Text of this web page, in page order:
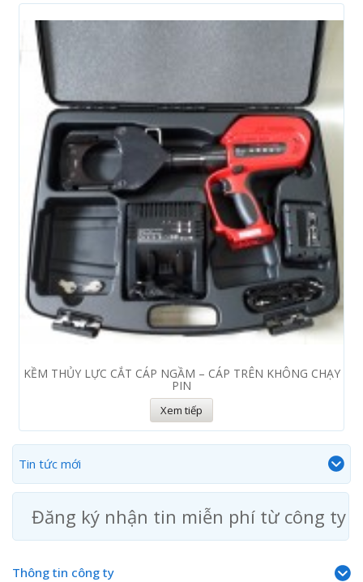
KỀM THỦY LỰC CẮT CÁP NGẦM – CÁP TRÊN KHÔNG CHẠY
PIN
Xem tiếp
Tin tức mới
Đăng ký nhận tin miễn phí từ công ty
Thông tin công ty